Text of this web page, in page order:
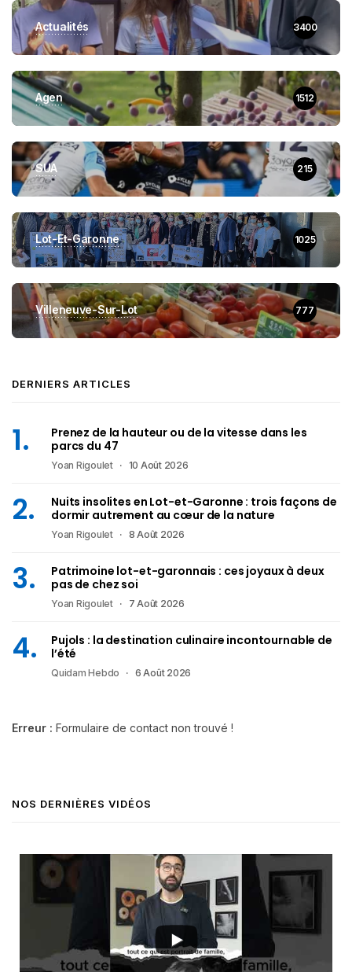
Actualités 3400
Agen 1512
SUA 215
Lot-Et-Garonne 1025
Villeneuve-Sur-Lot 777
DERNIERS ARTICLES
Prenez de la hauteur ou de la vitesse dans les
parcs du 47
Yoan Rigoulet 10 Août 2026
Nuits insolites en Lot-et-Garonne : trois façons de
dormir autrement au cœur de la nature
Yoan Rigoulet 8 Août 2026
Patrimoine lot-et-garonnais : ces joyaux à deux
pas de chez soi
Yoan Rigoulet 7 Août 2026
Pujols : la destination culinaire incontournable de
l’été
Quidam Hebdo 6 Août 2026
Erreur : Formulaire de contact non trouvé !
NOS DERNIÈRES VIDÉOS